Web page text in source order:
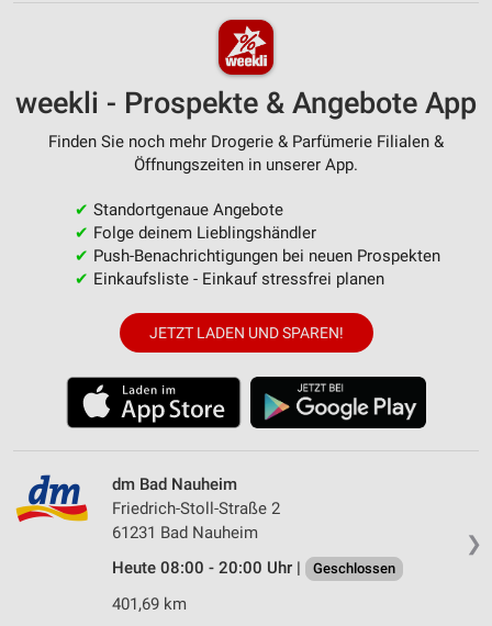
weekli - Prospekte & Angebote App
Finden Sie noch mehr Drogerie & Parfümerie Filialen &
Öffnungszeiten in unserer App.
✔ Standortgenaue Angebote
✔ Folge deinem Lieblingshändler
✔ Push-Benachrichtigungen bei neuen Prospekten
✔ Einkaufsliste - Einkauf stressfrei planen
JETZT LADEN UND SPAREN!
❯
dm Bad Nauheim
Friedrich-Stoll-Straße 2
61231 Bad Nauheim
Heute 08:00 - 20:00 Uhr |
Geschlossen
401,69 km